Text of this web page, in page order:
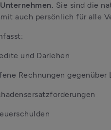
Sie sind die
auch persönlich für alle
und Darlehen
Rechnungen gegenüber